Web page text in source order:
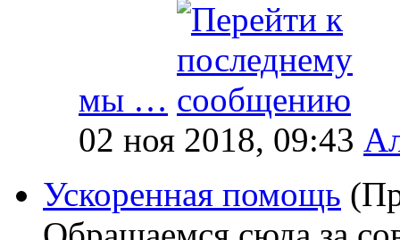
мы …
02 ноя 2018, 09:43
Ускоренная помощь